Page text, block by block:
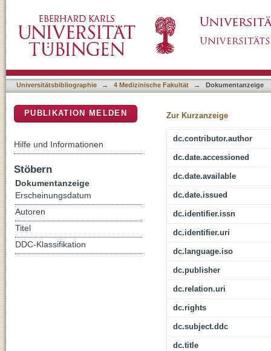
study
Universitätsbibliographie → 4 Medizinische Fakultät → Dokumentanzeige
Zur Kurzanzeige
dc.contributor.author
dc.date.accessioned
dc.date.available
dc.date.issued
dc.identifier.issn
dc.identifier.uri
dc.language.iso
dc.publisher
dc.relation.uri
dc.rights
dc.subject.ddc
dc.title
PUBLIKATION MELDEN
Hilfe und Informationen
Stöbern
Dokumentanzeige
Erscheinungsdatum
Autoren
Titel
DDC-Klassifikation